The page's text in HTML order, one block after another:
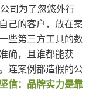
司为了忽悠外行
己的客户，放在案
些第三方工具的数
确，且谁都能获
连案例都造假的公
信：品牌实力是靠